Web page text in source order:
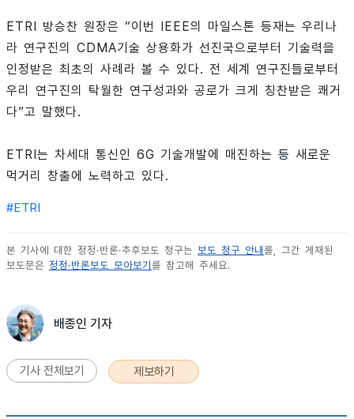
ETRI 방승찬 원장은 “이번 IEEE의 마일스톤 등재는 우리나
라 연구진의 CDMA기술 상용화가 선진국으로부터 기술력을
인정받은 최초의 사례라 볼 수 있다. 전 세계 연구진들로부터
우리 연구진의 탁월한 연구성과와 공로가 크게 칭찬받은 쾌거
다”고 말했다.
ETRI는 차세대 통신인 6G 기술개발에 매진하는 등 새로운
먹거리 창출에 노력하고 있다.
#ETRI
본 기사에 대한 정정·반론·추후보도 청구는 보도 청구 안내 를, 그간 게재된
보도문은 정정·반론보도 모아보기 를 참고해 주세요.
배종인 기자
기사 전체보기 제보하기